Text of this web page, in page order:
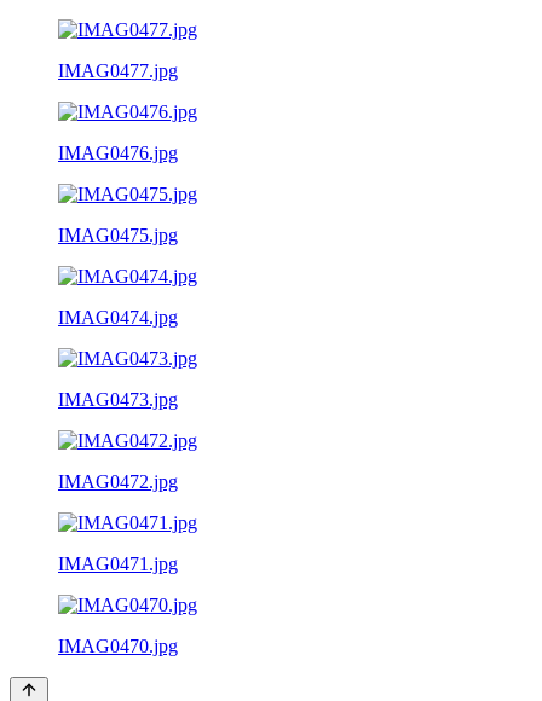
IMAG0477.jpg
IMAG0476.jpg
IMAG0475.jpg
IMAG0474.jpg
IMAG0473.jpg
IMAG0472.jpg
IMAG0471.jpg
IMAG0470.jpg